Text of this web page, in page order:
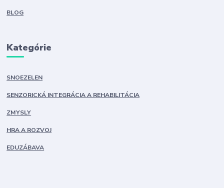
BLOG
Kategórie
SNOEZELEN
SENZORICKÁ INTEGRÁCIA A REHABILITÁCIA
ZMYSLY
HRA A ROZVOJ
EDUZÁBAVA